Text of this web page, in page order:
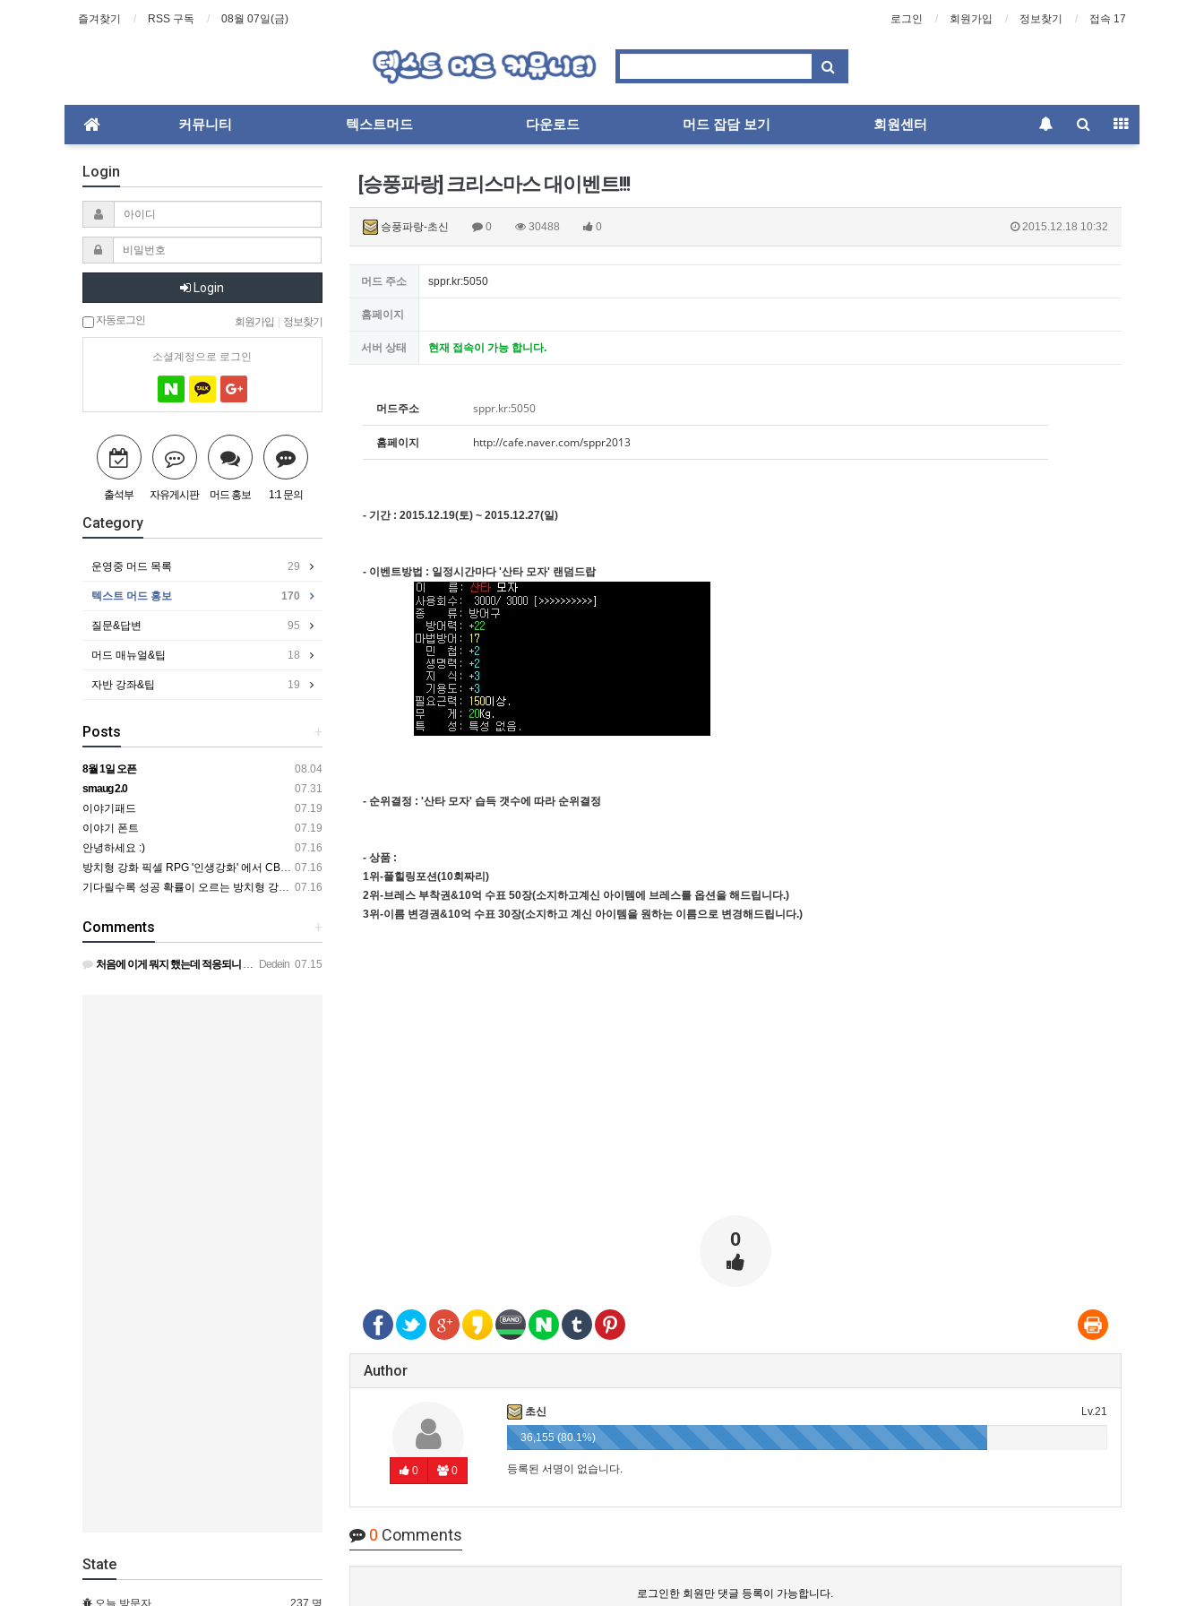
즐겨찾기 RSS 구독 08월 07일(금) 로그인 회원가입 정보찾기 접속 17
커뮤니티 텍스트머드 다운로드 머드 잡담 보기 회원센터
[승풍파랑] 크리스마스 대이벤트!!!
승풍파랑-초신 0 30488 0 2015.12.18 10:32
머드 주소 sppr.kr:5050
홈페이지
서버 상태 현재 접속이 가능 합니다.
머드주소 sppr.kr:5050
홈페이지 http://cafe.naver.com/sppr2013
- 기간 : 2015.12.19(토) ~ 2015.12.27(일)
- 이벤트방법 : 일정시간마다 '산타 모자' 랜덤드랍
- 순위결정 : '산타 모자' 습득 갯수에 따라 순위결정
- 상품 :
1위-풀힐링포션(10회짜리)
2위-브레스 부착권&10억 수표 50장(소지하고계신 아이템에 브레스를 옵션을 해드립니다.)
3위-이름 변경권&10억 수표 30장(소지하고 계신 아이템을 원하는 이름으로 변경해드립니다.)
0
Author
0 0
Lv.21
초신
36,155 (80.1%)
등록된 서명이 없습니다.
0 Comments
로그인한 회원만 댓글 등록이 가능합니다.
Login
Login
자동로그인 회원가입 정보찾기
소셜계정으로 로그인
출석부 자유게시판 머드 홍보 1:1 문의
Category
운영중 머드 목록 29
텍스트 머드 홍보 170
질문&답변 95
머드 매뉴얼&팁 18
자반 강좌&팁 19
+
Posts
08.04
8월 1일 오픈
07.31
smaug 2.0
07.19
이야기패드
07.19
이야기 폰트
07.16
안녕하세요 :)
07.16
방치형 강화 픽셀 RPG '인생강화' 에서 CBT 인원을 모집합니다.
07.16
기다릴수록 성공 확률이 오르는 방치형 강화 RPG — 인생강화 ※8월 초 오픈 예정 (현재 CBT 중)
+
Comments
Dedein 07.15
처음에 이게 뭐지 했는데 적응되니 할만하네요 정보가 없긴하지만 게밍 안에 게시판 에서 하나씩 찾아보면은 그래…
State
오늘 방문자 237 명